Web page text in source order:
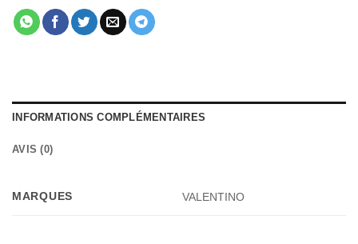
INFORMATIONS COMPLÉMENTAIRES
AVIS (0)
MARQUES VALENTINO